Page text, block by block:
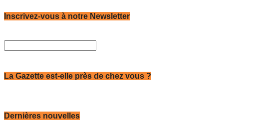
Inscrivez-vous à notre Newsletter
La Gazette est-elle près de chez vous ?
Dernières nouvelles